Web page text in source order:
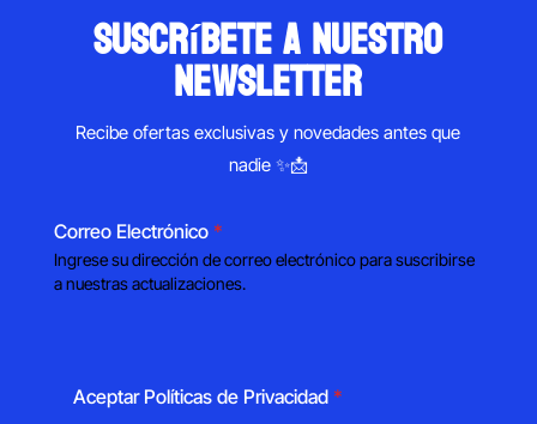
suscríbete a nuestro
newsletter
Recibe ofertas exclusivas y novedades antes que
nadie ✨📩
Correo Electrónico *
Ingrese su dirección de correo electrónico para suscribirse
a nuestras actualizaciones.
Aceptar Políticas de Privacidad *